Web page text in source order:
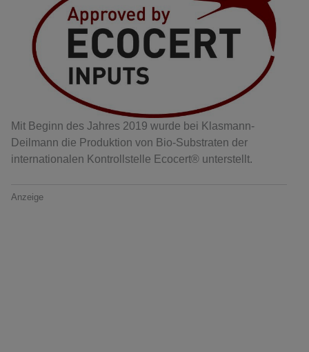
Mit Beginn des Jahres 2019 wurde bei Klasmann-
Deilmann die Produktion von Bio-Substraten der
internationalen Kontrollstelle Ecocert® unterstellt.
Anzeige